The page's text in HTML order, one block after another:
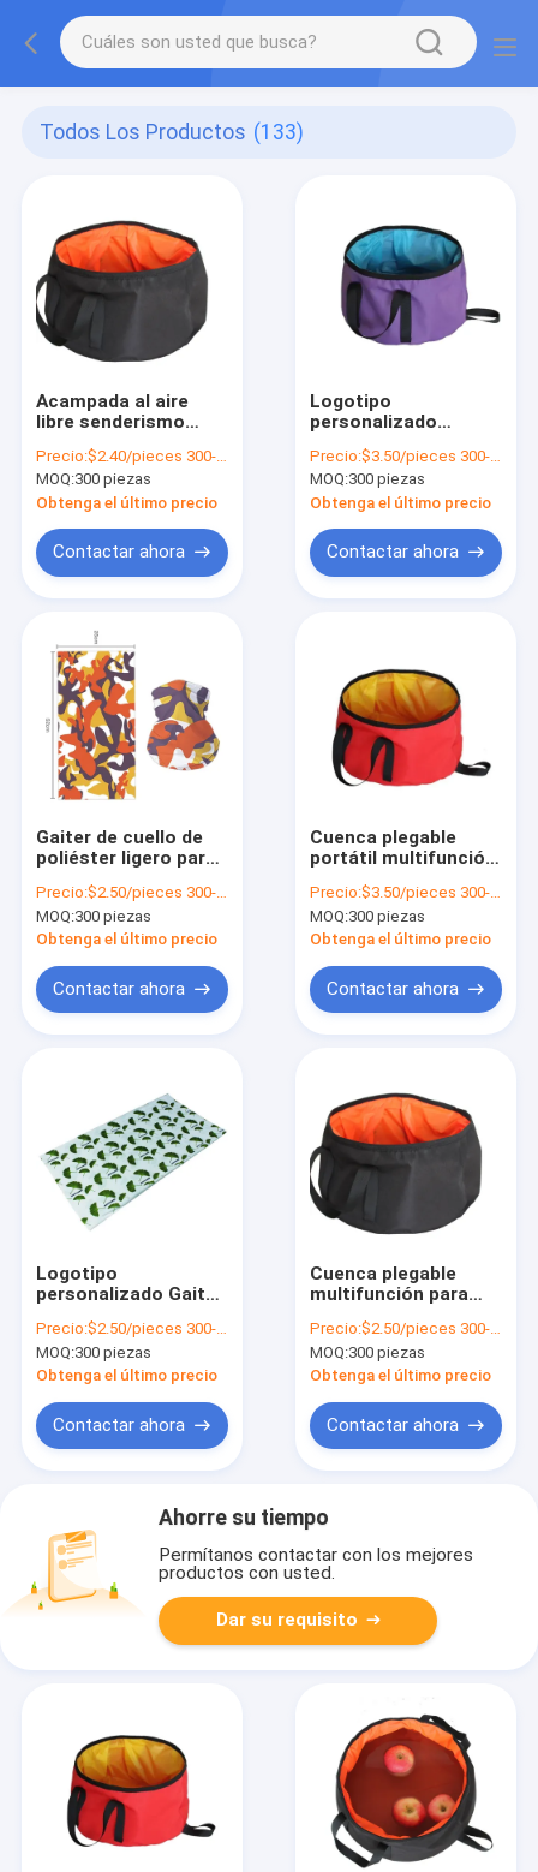
Todos Los Productos (133)
Acampada al aire
libre senderismo
plegable portátil con
tela de Oxford 300D
Precio:$2.40/pieces 300-999 pieces
MOQ:300 piezas
Obtenga el último precio
Contactar ahora
Logotipo
personalizado
Cuenca plegable
portátil para
acampar 300D Tejido
de Oxford
Precio:$3.50/pieces 300-599 pieces
MOQ:300 piezas
Obtenga el último precio
Contactar ahora
Gaiter de cuello de
poliéster ligero para
Precio:$2.50/pieces 300-999 pieces
MOQ:300 piezas
Obtenga el último precio
Contactar ahora
Cuenca plegable
portátil multifunción
capacidad de 10L
Precio:$3.50/pieces 300-599 pieces
MOQ:300 piezas
Obtenga el último precio
Contactar ahora
Logotipo
personalizado Gaiter
perfecto para
deportes 48 * 25cm
ligero y portátil
Precio:$2.50/pieces 300-999 pieces
MOQ:300 piezas
Obtenga el último precio
Contactar ahora
Cuenca plegable
multifunción para
impermeable 300D
tela de Oxford y
logotipo
Precio:$2.50/pieces 300-499 pieces
MOQ:300 piezas
Obtenga el último precio
Contactar ahora
Ahorre su tiempo
Permítanos contactar con los mejores
productos con usted.
Dar su requisito